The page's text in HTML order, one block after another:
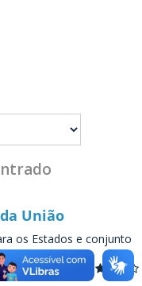
União
os Estados e conjunto